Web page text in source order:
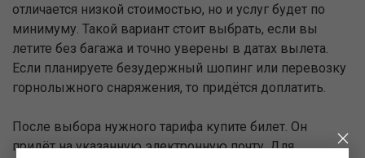
отличается низкой стоимостью, но и услуг будет по
минимуму. Такой вариант стоит выбрать, если вы
летите без багажа и точно уверены в датах вылета.
Если планируете безудержный шопинг или перевозку
горнолыжного снаряжения, то придётся доплатить.
После выбора нужного тарифа купите билет. Он
придёт на указанную электронную почту. Для